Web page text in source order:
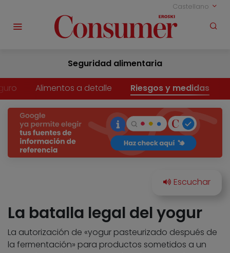
Castellano
Seguridad alimentaria
Alimentos a detalle Riesgos y medidas
La batalla legal del yogur
La autorización de «yogur pasteurizado después de
la fermentación» para productos sometidos a un